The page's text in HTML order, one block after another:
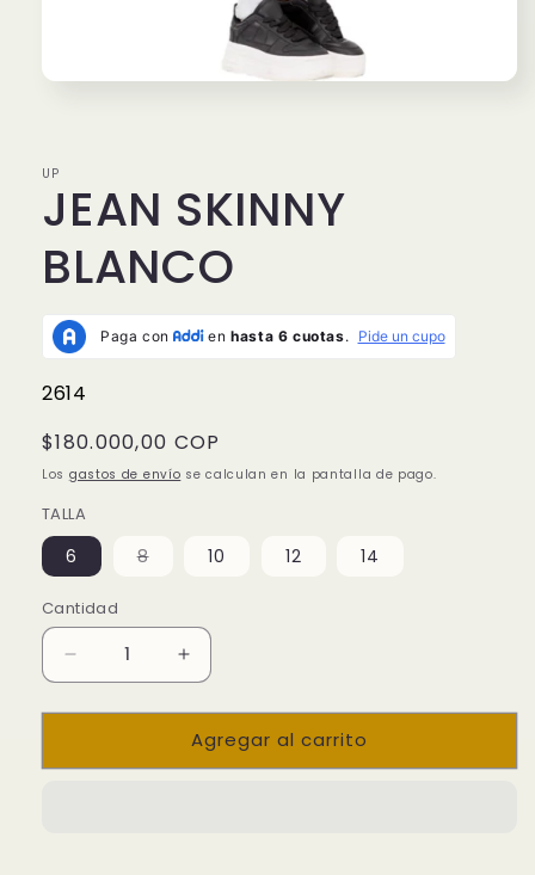
modal
UP
JEAN SKINNY
BLANCO
SKU:
2614
Precio
habitual
$180.000,00 COP
Los gastos de envío se calculan en la pantalla de pago.
TALLA
6 8Variante
disponible
10 12 14
Cantidad
Reducir
JEAN
Aumentar
para
JEAN
Agregar al carrito